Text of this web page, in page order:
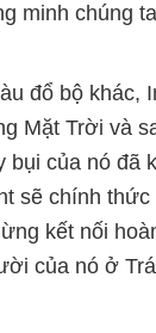
minh chúng
đổ bộ khác,
Mặt Trời và
bụi của nó đã
sẽ chính
kết nối
của nó ở